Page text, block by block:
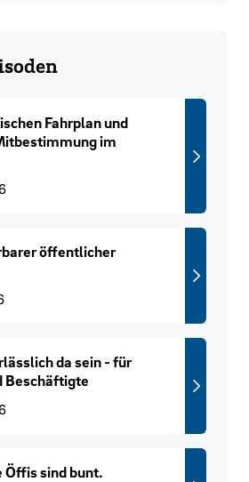
Fahrplan und
im
öffentlicher
da sein - für
Beschäftigte
Öffis sind bunt.